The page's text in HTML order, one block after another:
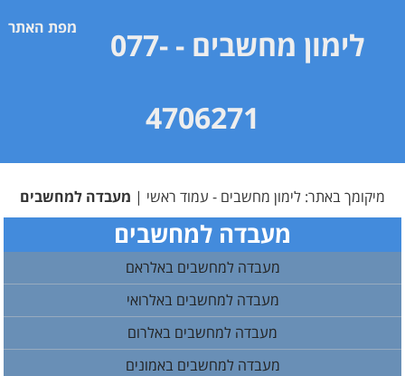
מפת האתר לימון מחשבים
- 077-
4706271
מיקומך באתר: לימון מחשבים - עמוד ראשי | מעבדה למחשבים
מעבדה למחשבים
מעבדה למחשבים באלראם
מעבדה למחשבים באלרואי
מעבדה למחשבים באלרום
מעבדה למחשבים באמונים